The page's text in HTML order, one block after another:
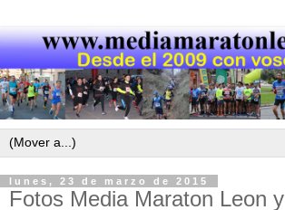
lunes, 23 de marzo de 2015
Fotos Media Maraton Leon y